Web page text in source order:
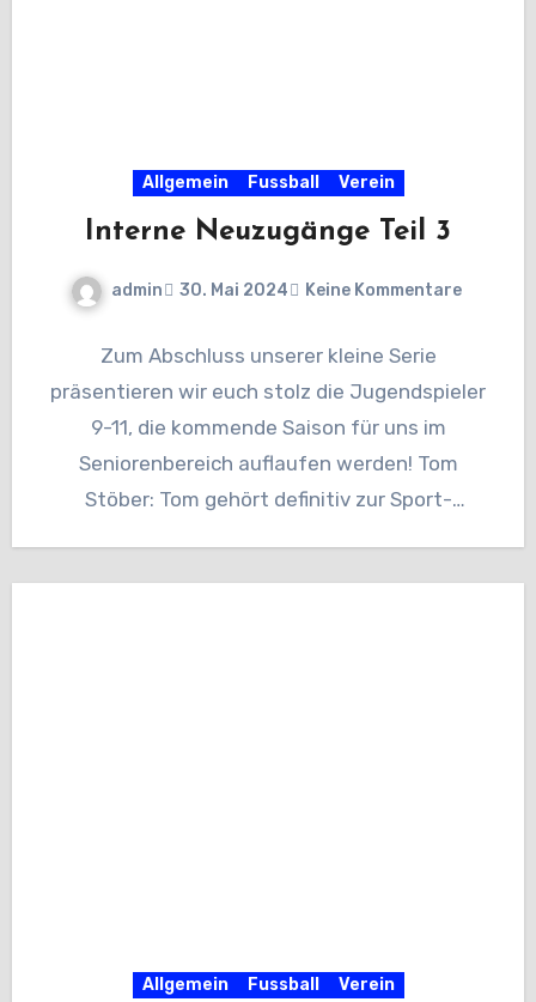
Allgemein Fussball Verein
Interne Neuzugänge Teil 3
admin 30. Mai 2024 Keine Kommentare
Zum Abschluss unserer kleine Serie
präsentieren wir euch stolz die Jugendspieler
9-11, die kommende Saison für uns im
Seniorenbereich auflaufen werden! Tom
Stöber: Tom gehört definitiv zur Sport-
Allgemein Fussball Verein